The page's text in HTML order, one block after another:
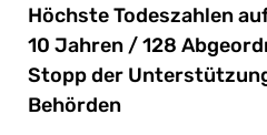
Höchste Todeszahlen
10 Jahren / 128
Stopp der
Behörden